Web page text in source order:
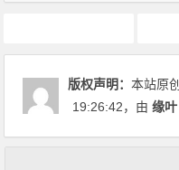
版权声明：本站原
19:26:42，由缘叶